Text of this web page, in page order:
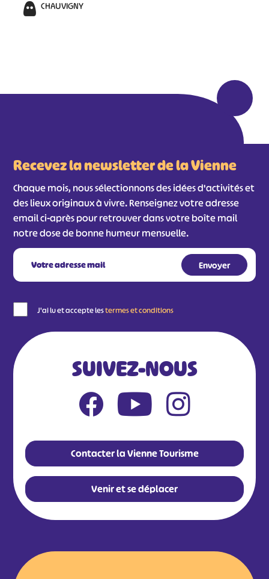
CHAUVIGNY
Recevez la newsletter de la Vienne
Chaque mois, nous sélectionnons des idées d'activités et
des lieux originaux à vivre. Renseignez votre adresse
email ci-après pour retrouver dans votre boîte mail
notre dose de bonne humeur mensuelle.
J'ai lu et accepte lestermes et conditions
SUIVEZ-NOUS
Contacter la Vienne Tourisme
Venir et se déplacer